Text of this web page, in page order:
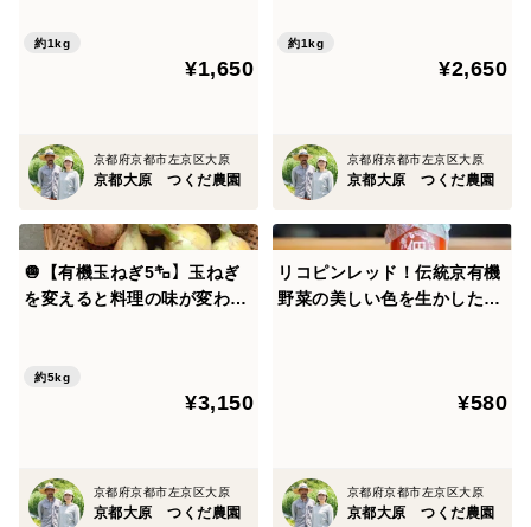
の美味しさを感じてくださ
い！露地栽培なので雨や台風
約1kg
¥1,650
京都府京都市左京区大原
京都大原 つくだ農園
あるオクラをたっぷり食べよ
約1kg
¥2,650
京都府京都市左京区大原
京都大原 つくだ農園
🧅【有機玉ねぎ5㌔】玉ねぎ
を変えると料理の味が変わる
味がしっかりある本当に美味
しい玉ねぎ！サラダでも、煮
約5kg
¥3,150
京都府京都市左京区大原
京都大原 つくだ農園
リコピンレッド！伝統京有機
野菜の美しい色を生かした金
¥580
京都府京都市左京区大原
京都大原 つくだ農園